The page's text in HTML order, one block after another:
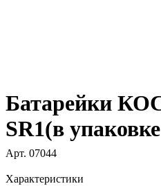
Батарейки
SR1(в
Арт. 07044
Характеристики